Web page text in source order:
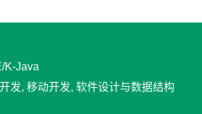
K-Java
发, 移动开发, 软件设计与数据结构